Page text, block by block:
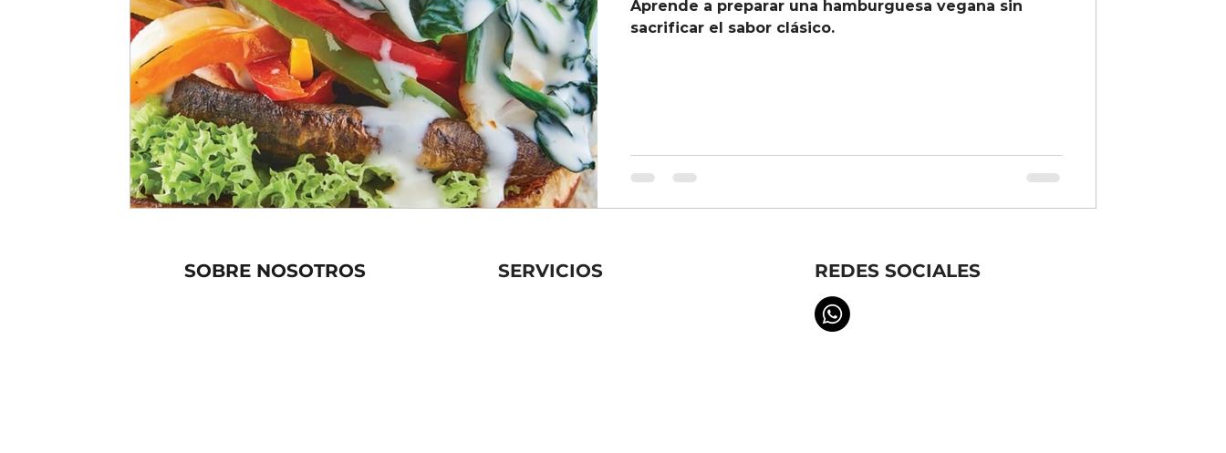
Aprende a preparar una hamburguesa vegana sin
sacrificar el sabor clásico.
SOBRE NOSOTROS SERVICIOS REDES SOCIALES